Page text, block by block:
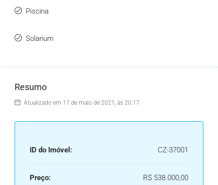
Piscina
Solarium
Resumo
Atualizado em 17 de maio de 2021, às 20:17
ID do Imóvel: CZ-37001
Preço: R$ 538.000,00